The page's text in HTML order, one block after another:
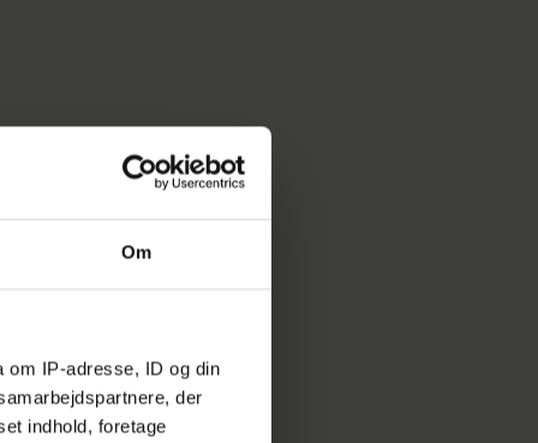
Om
IP-adresse, ID og din
der
indhold, foretage